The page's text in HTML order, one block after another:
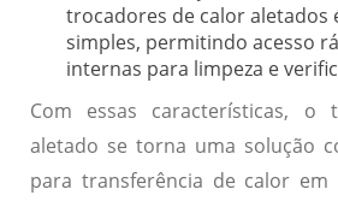
trocadores de calor aletados
simples, permitindo acesso
internas para limpeza e
Com essas características, o
aletado se torna uma solução
para transferência de calor em